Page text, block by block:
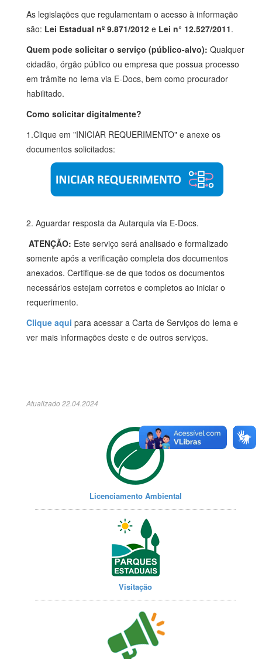
As legislações que regulamentam o acesso à informação
são: Lei Estadual nº 9.871/2012 e Lei n° 12.527/2011.
Quem pode solicitar o serviço (público-alvo): Qualquer
cidadão, órgão público ou empresa que possua processo
em trâmite no Iema via E-Docs, bem como procurador
habilitado.
Como solicitar digitalmente?
1.Clique em "INICIAR REQUERIMENTO" e anexe os
documentos solicitados:
2. Aguardar resposta da Autarquia via E-Docs.
ATENÇÃO: Este serviço será analisado e formalizado
somente após a verificação completa dos documentos
anexados. Certifique-se de que todos os documentos
necessários estejam corretos e completos ao iniciar o
requerimento.
Clique aqui para acessar a Carta de Serviços do Iema e
ver mais informações deste e de outros serviços.
Atualizado 22.04.2024
Licenciamento Ambiental
Visitação